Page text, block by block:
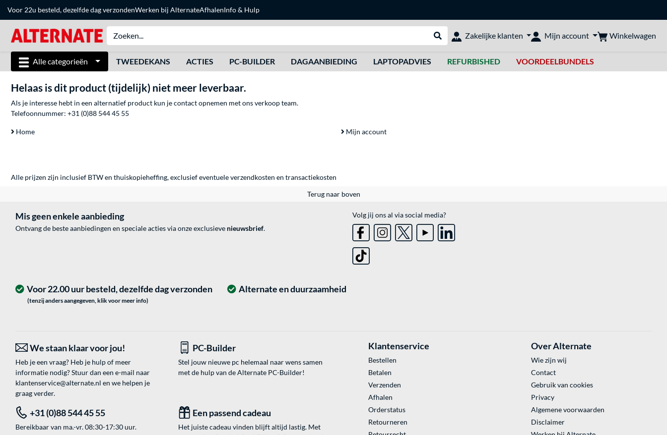
Voor 22u besteld, dezelfde dag verzondenWerken bij AlternateAfhalenInfo & Hulp
Webshop doorzoeken
Zakelijke klanten Mijn account Winkelwagen
Alle categorieën TWEEDEKANS ACTIES PC-BUILDER DAGAANBIEDING LAPTOPADVIES REFURBISHED VOORDEELBUNDELS
Helaas is dit product (tijdelijk) niet meer leverbaar.
Als je interesse hebt in een alternatief product kun je contact opnemen met ons verkoop team.
Telefoonnummer: +31 (0)88 544 45 55
Home Mijn account
Alle prijzen zijn inclusief BTW en thuiskopieheffing, exclusief eventueleverzendkosten en transactiekosten
Terug naar boven
Mis geen enkele aanbieding
Ontvang de beste aanbiedingen en speciale acties via onze exclusieve nieuwsbrief.
Volg jij ons al via social media?
Alternate en duurzaamheid
Voor 22.00 uur besteld, dezelfde dag verzonden
(tenzij anders aangegeven, klik voor meer info)
We staan klaar voor jou!
Heb je een vraag? Heb je hulp of meer
informatie nodig? Stuur dan een e-mail naar
klantenservice@alternate.nl en we helpen je
graag verder.
PC-Builder
Stel jouw nieuwe pc helemaal naar wens samen
met de hulp van de Alternate PC-Builder!
+31 (0)88 544 45 55
Bereikbaar van ma.-vr. 08:30-17:30 uur.
Een passend cadeau
Het juiste cadeau vinden blijft altijd lastig. Met
Klantenservice
Bestellen
Betalen
Verzenden
Afhalen
Orderstatus
Retourneren
Over Alternate
Wie zijn wij
Contact
Gebruik van cookies
Privacy
Algemene voorwaarden
Disclaimer